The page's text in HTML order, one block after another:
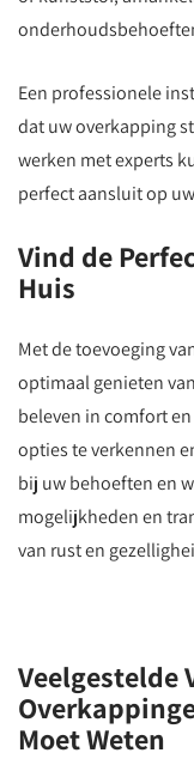
Een professionele
dat uw overkapping
werken met experts
perfect aansluit op
Vind de
Huis
Met de toevoeging
optimaal genieten
beleven in comfort
opties te verkennen
bij uw behoeften en
mogelijkheden en
van rust en
Veelgestelde
Moet Weten